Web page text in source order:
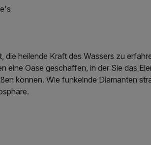
heilende Kraft des Wassers zu
eine Oase geschaffen, in der Sie das
können. Wie funkelnde Diamanten
Außenschwimmbecken bieten Ihnen
Panorama auf die umliegende Bergwelt
Sie ein und lassen Sie sich von der